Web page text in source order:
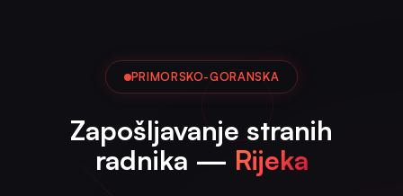
PRIMORSKO-GORANSKA
Zapošljavanje stranih
radnika — Rijeka